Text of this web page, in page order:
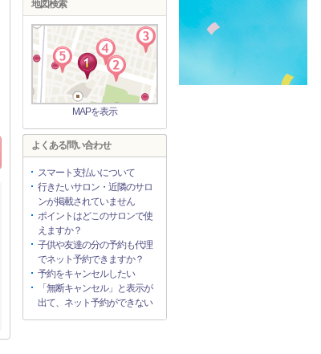
地図検索
MAPを表示
よくある問い合わせ
スマート支払いについて
行きたいサロン・近隣のサロ
ンが掲載されていません
ポイントはどこのサロンで使
えますか？
子供や友達の分の予約も代理
でネット予約できますか？
予約をキャンセルしたい
「無断キャンセル」と表示が
出て、ネット予約ができない